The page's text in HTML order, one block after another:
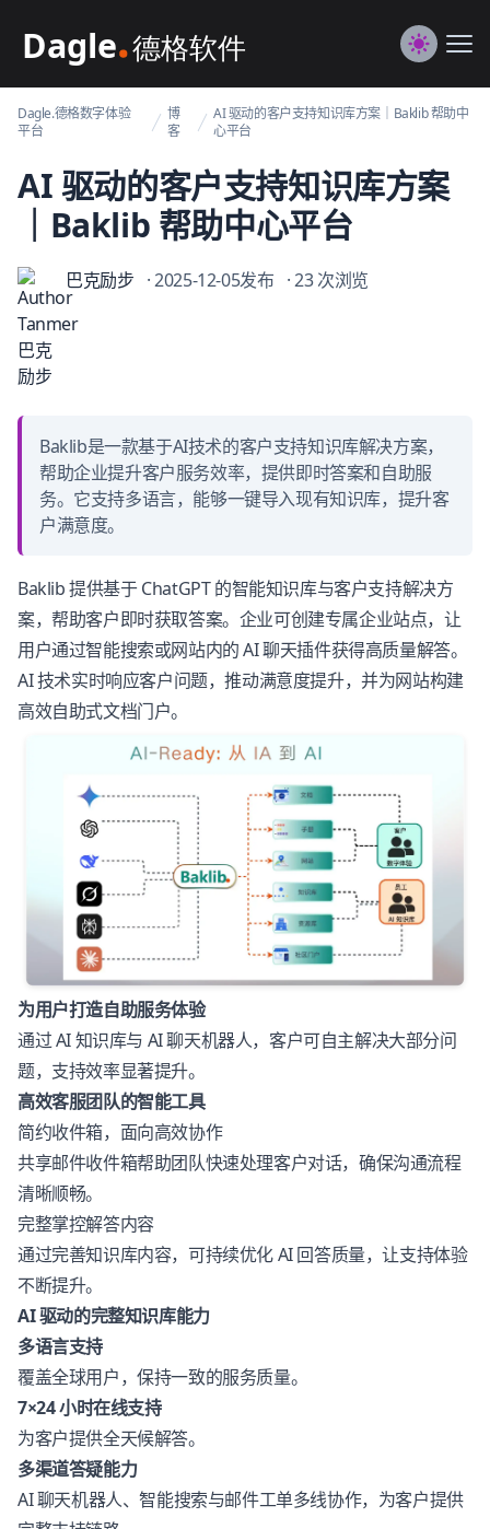
Dagle@数字体验管理
Switch
Dagle.德格数字体验
平台
博
客
AI 驱动的客户支持知识库方案｜Baklib 帮助中
心平台
AI 驱动的客户支持知识库方案
｜Baklib 帮助中心平台
巴克励步 · 2025-12-05发布 · 23 次浏览
Baklib是一款基于AI技术的客户支持知识库解决方案，
帮助企业提升客户服务效率，提供即时答案和自助服
务。它支持多语言，能够一键导入现有知识库，提升客
户满意度。
Baklib 提供基于 ChatGPT 的智能知识库与客户支持解决方
案，帮助客户即时获取答案。企业可创建专属企业站点，让
用户通过智能搜索或网站内的 AI 聊天插件获得高质量解答。
AI 技术实时响应客户问题，推动满意度提升，并为网站构建
高效自助式文档门户。
为用户打造自助服务体验
通过 AI 知识库与 AI 聊天机器人，客户可自主解决大部分问
题，支持效率显著提升。
高效客服团队的智能工具
简约收件箱，面向高效协作
共享邮件收件箱帮助团队快速处理客户对话，确保沟通流程
清晰顺畅。
完整掌控解答内容
通过完善知识库内容，可持续优化 AI 回答质量，让支持体验
不断提升。
AI 驱动的完整知识库能力
多语言支持
覆盖全球用户，保持一致的服务质量。
7×24 小时在线支持
为客户提供全天候解答。
多渠道答疑能力
AI 聊天机器人、智能搜索与邮件工单多线协作，为客户提供